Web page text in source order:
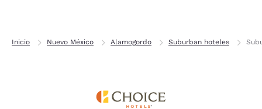
Inicio Nuevo México Alamogordo Suburban hoteles